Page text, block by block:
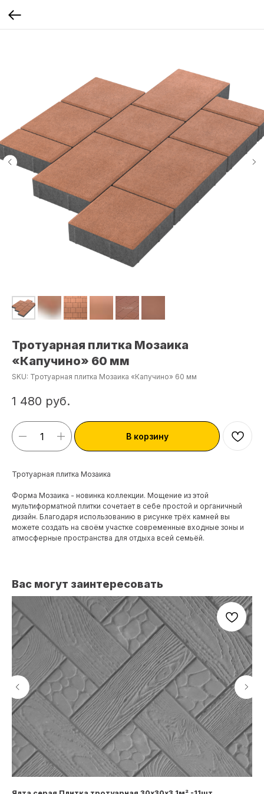
Тротуарная плитка Мозаика
«Капучино» 60 мм
SKU: Тротуарная плитка Мозаика «Капучино» 60 мм
1 480 руб.
В корзину
Тротуарная плитка Мозаика
Форма Мозаика - новинка коллекции. Мощение из этой
мультиформатной плитки сочетает в себе простой и органичный
дизайн. Благодаря использованию в рисунке трёх камней вы
можете создать на своём участке современные входные зоны и
атмосферные пространства для отдыха всей семьёй.
Вас могут заинтересовать